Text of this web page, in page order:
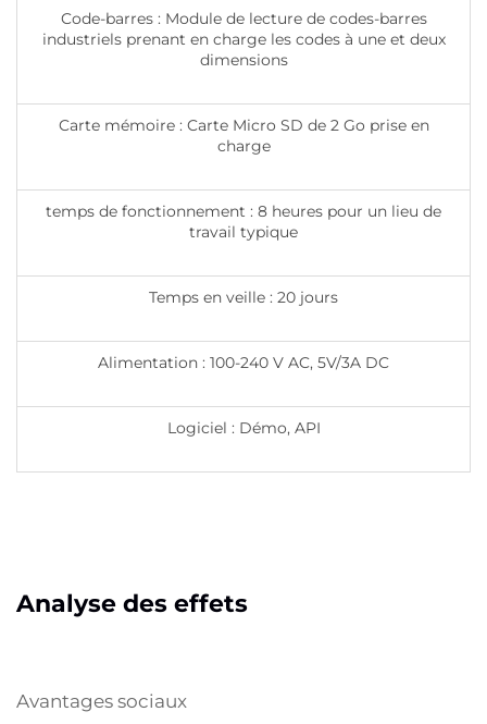
Code-barres : Module de lecture de codes-barres
industriels prenant en charge les codes à une et deux
dimensions
Carte mémoire : Carte Micro SD de 2 Go prise en
charge
temps de fonctionnement : 8 heures pour un lieu de
travail typique
Temps en veille : 20 jours
Alimentation : 100-240 V AC, 5V/3A DC
Logiciel : Démo, API
Analyse des effets
Avantages sociaux